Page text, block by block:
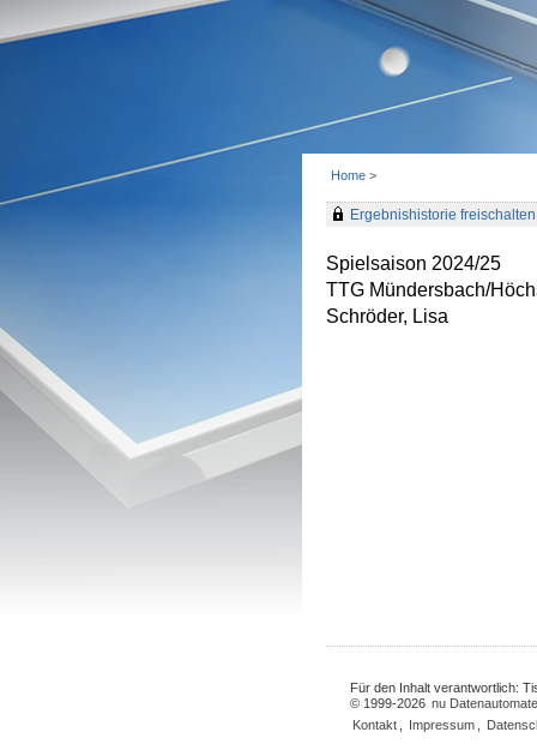
Home >
Ergebnishistorie freischalten
Spielsaison 2024/25
TTG Mündersbach/
Schröder, Lisa
Für den Inhalt verantwortlich:
© 1999-2026 nu
Kontakt
Impressum